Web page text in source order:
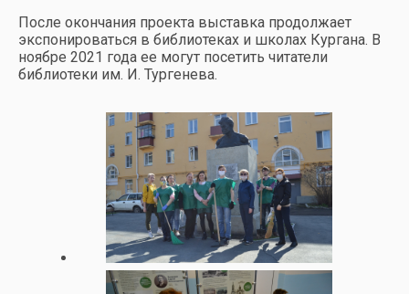
После окончания проекта выставка продолжает
экспонироваться в библиотеках и школах Кургана. В
ноябре 2021 года ее могут посетить читатели
библиотеки им. И. Тургенева.